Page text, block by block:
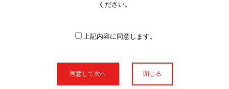
トに公開されている取扱説明書の内容とお手持ちの製品の仕様に
使用上のご注意や安全上のご注意、また測定基準や数値等は取扱
説明書が作成された時点での基準に応じた内容となっております
ください。
上記内容に同意します。
閉じる